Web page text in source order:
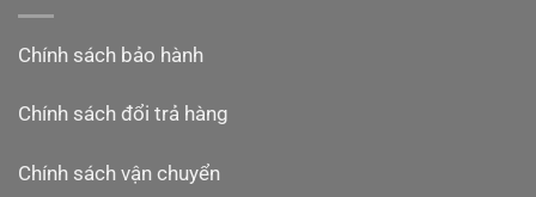
Chính sách bảo hành
Chính sách đổi trả hàng
Chính sách vận chuyển